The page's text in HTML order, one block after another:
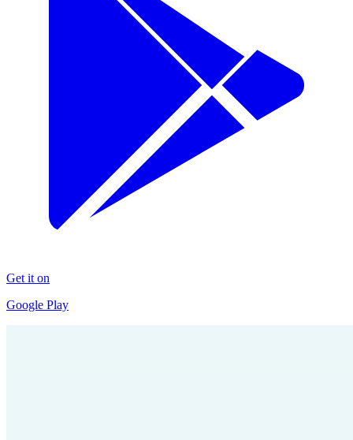
Get it on
Google Play